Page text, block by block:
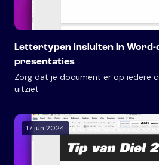
Lettertypen insluiten in Word-
presentaties
Zorg dat je document er op iedere
uitziet
17 jun 2024